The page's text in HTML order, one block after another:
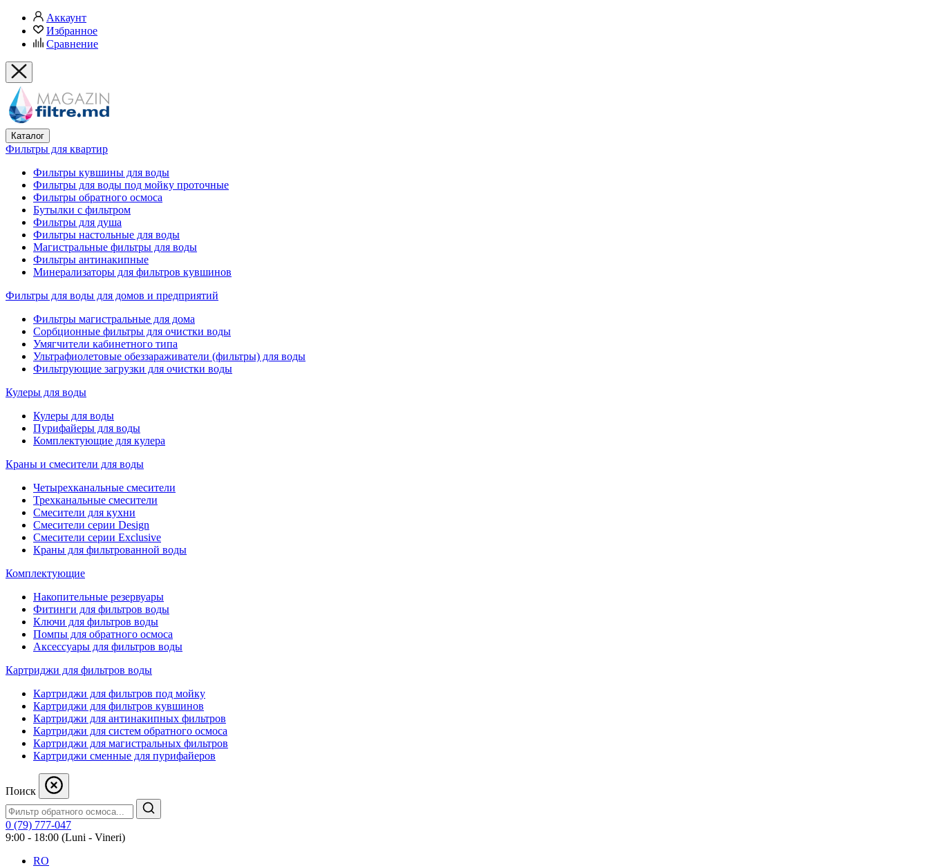
Аккаунт
Избранное
Сравнение
Каталог
Фильтры для квартир
Фильтры кувшины для воды
Фильтры для воды под мойку проточные
Фильтры обратного осмоса
Бутылки с фильтром
Фильтры для душа
Фильтры настольные для воды
Магистральные фильтры для воды
Фильтры антинакипные
Минерализаторы для фильтров кувшинов
Фильтры для воды для домов и предприятий
Фильтры магистральные для дома
Сорбционные фильтры для очистки воды
Умягчители кабинетного типа
Ультрафиолетовые обеззараживатели (фильтры) для воды
Фильтрующие загрузки для очистки воды
Кулеры для воды
Кулеры для воды
Пурифайеры для воды
Комплектующие для кулера
Краны и смесители для воды
Четырехканальные смесители
Трехканальные смесители
Смесители для кухни
Смесители серии Design
Смесители серии Exclusive
Краны для фильтрованной воды
Комплектующие
Накопительные резервуары
Фитинги для фильтров воды
Ключи для фильтров воды
Помпы для обратного осмоса
Аксессуары для фильтров воды
Картриджи для фильтров воды
Картриджи для фильтров под мойку
Картриджи для фильтров кувшинов
Картриджи для антинакипных фильтров
Картриджи для систем обратного осмоса
Картриджи для магистральных фильтров
Картриджи сменные для пурифайеров
Поиск
0 (79) 777-047
9:00 - 18:00 (Luni - Vineri)
RO